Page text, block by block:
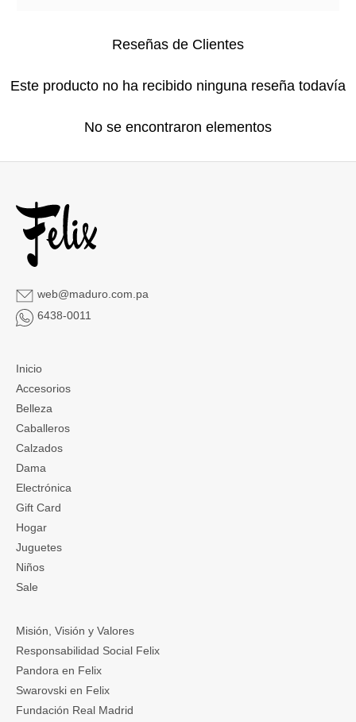
Reseñas de Clientes
Este producto no ha recibido ninguna reseña todavía
No se encontraron elementos
web@maduro.com.pa
6438-0011
Inicio
Accesorios
Belleza
Caballeros
Calzados
Dama
Electrónica
Gift Card
Hogar
Juguetes
Niños
Sale
Misión, Visión y Valores
Responsabilidad Social Felix
Pandora en Felix
Swarovski en Felix
Fundación Real Madrid